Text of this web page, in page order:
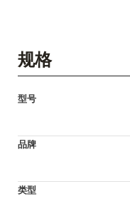
规格
型号
品牌
类型